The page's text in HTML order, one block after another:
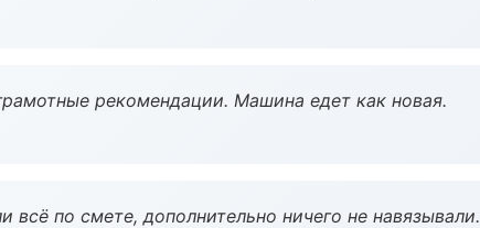
рекомендации. Машина едет как новая.
всё по смете, дополнительно ничего не навязывали.